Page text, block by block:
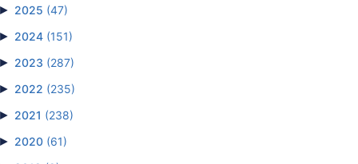
2025 (47)
2024 (151)
2023 (287)
2022 (235)
2021 (238)
2020 (61)